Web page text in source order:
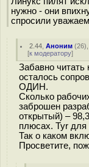
нужно - они
спросили
2.44 ,Аноним (26
[к модератору]
Забавно читать
осталось
ОДИН.
Сколько
заброшен
открытый) –
плюсах. Tyr для
Так о каком
Просветите,